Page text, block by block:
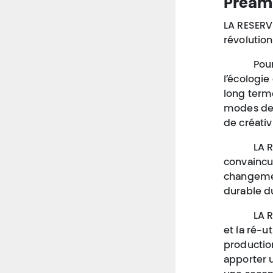
LA
long
modes
de
​LA
durable
​LA
et la ré-
apporter